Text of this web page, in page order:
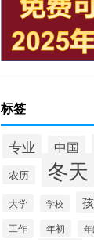
标签
专业 中国
农历 冬天
大学 学校
工作 年初